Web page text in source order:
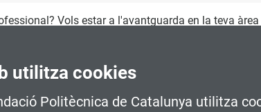
utilitza cookies
Politècnica de Catalunya utilitza
Vols estar a l'avantguarda en la teva